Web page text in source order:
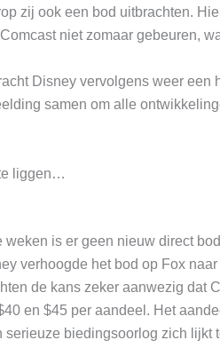
zij ook een bod uitbrachten.
niet zomaar gebeuren,
Disney vervolgens weer een
samen om alle
liggen…
weken is er geen nieuw direct
verhoogde het bod op Fox
de kans zeker aanwezig dat
en $45 per aandeel. Het
serieuze biedingsoorlog zich lijkt